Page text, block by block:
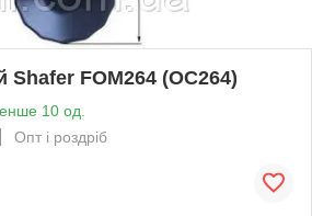
Shafer FOM264 (OC264)
10 од.
Опт і роздріб